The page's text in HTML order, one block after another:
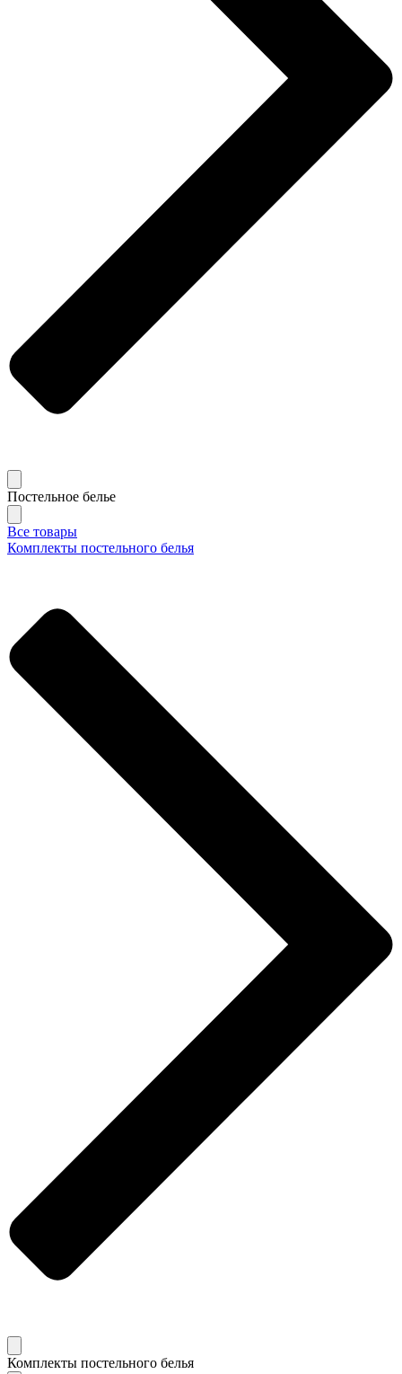
Постельное белье
Все товары
Комплекты постельного белья
Комплекты постельного белья